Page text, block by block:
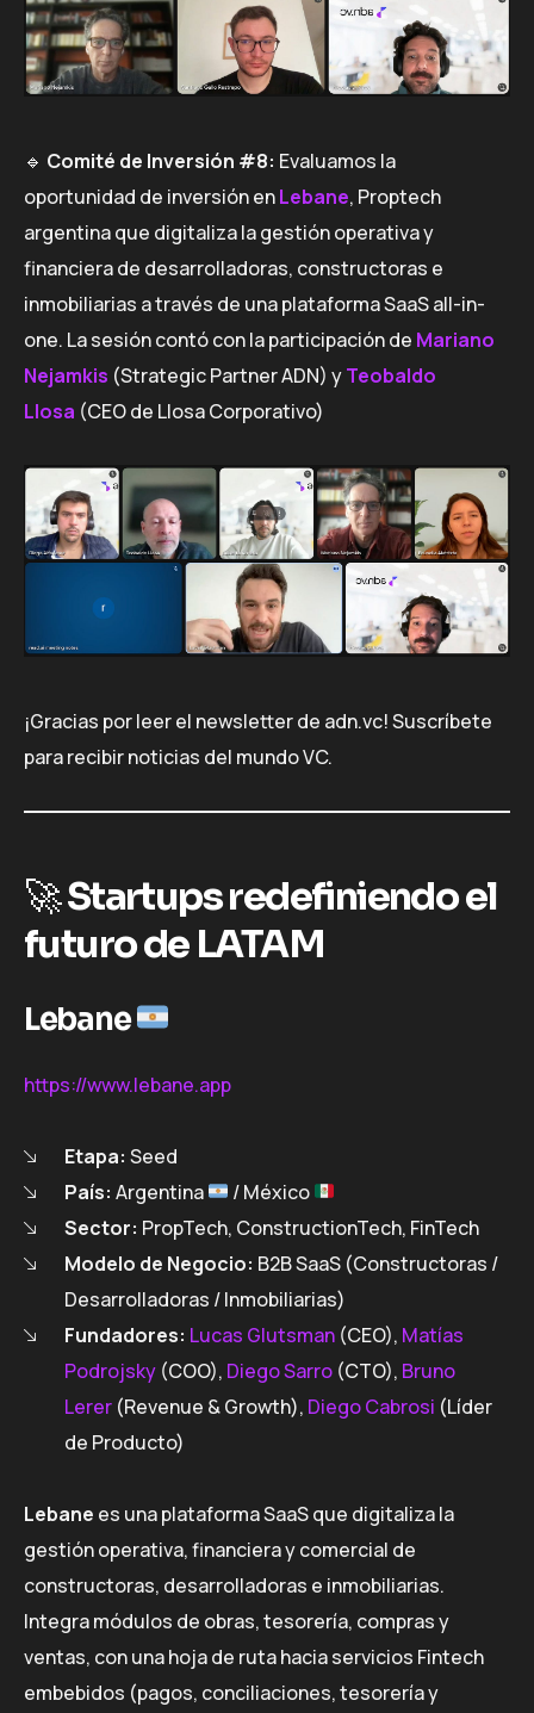
🔹 Comité de Inversión #8: Evaluamos la
oportunidad de inversión enLebane, Proptech
argentina que digitaliza la gestión operativa y
financiera de desarrolladoras, constructoras e
inmobiliarias a través de una plataforma SaaS all-in-
one. La sesión contó con la participación de Mariano
Nejamkis (Strategic Partner ADN) yTeobaldo
Llosa (CEO de Llosa Corporativo)
¡Gracias por leer el newsletter de adn.vc! Suscríbete
para recibir noticias del mundo VC.
🚀Startups redefiniendo el
futuro de LATAM
Lebane
https://www.lebane.app
Etapa: Seed
País: Argentina
/ México
Sector: PropTech, ConstructionTech, FinTech
Modelo de Negocio: B2B SaaS (Constructoras /
Desarrolladoras / Inmobiliarias)
Fundadores: Lucas Glutsman (CEO), Matías
Podrojsky (COO), Diego Sarro (CTO), Bruno
Lerer (Revenue & Growth), Diego Cabrosi (Líder
de Producto)
Lebane es una plataforma SaaS que digitaliza la
gestión operativa, financiera y comercial de
constructoras, desarrolladoras e inmobiliarias.
Integra módulos de obras, tesorería, compras y
ventas, con una hoja de ruta hacia servicios Fintech
embebidos (pagos, conciliaciones, tesorería y